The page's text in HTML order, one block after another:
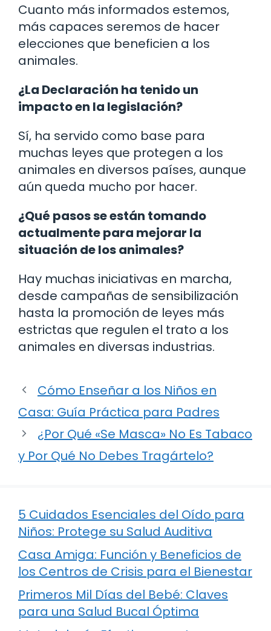
Cuanto más informados estemos,
más capaces seremos de hacer
elecciones que beneficien a los
animales.
¿La Declaración ha tenido un
impacto en la legislación?
Sí, ha servido como base para
muchas leyes que protegen a los
animales en diversos países, aunque
aún queda mucho por hacer.
¿Qué pasos se están tomando
actualmente para mejorar la
situación de los animales?
Hay muchas iniciativas en marcha,
desde campañas de sensibilización
hasta la promoción de leyes más
estrictas que regulen el trato a los
animales en diversas industrias.
Cómo Enseñar a los Niños en
Casa: Guía Práctica para Padres
¿Por Qué «Se Masca» No Es Tabaco
y Por Qué No Debes Tragártelo?
5 Cuidados Esenciales del Oído para
Niños: Protege su Salud Auditiva
Casa Amiga: Función y Beneficios de
los Centros de Crisis para el Bienestar
Primeros Mil Días del Bebé: Claves
para una Salud Bucal Óptima